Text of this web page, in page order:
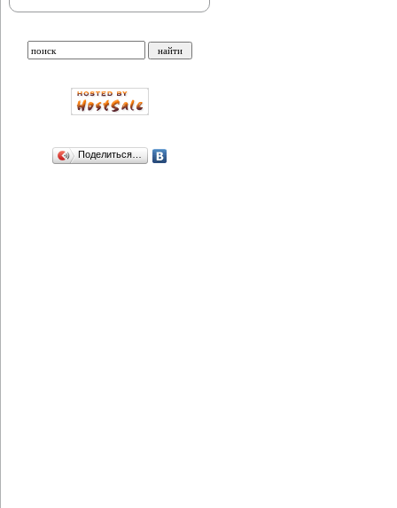
Поделиться…